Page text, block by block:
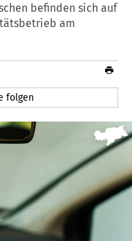
befinden sich auf
am
folgen